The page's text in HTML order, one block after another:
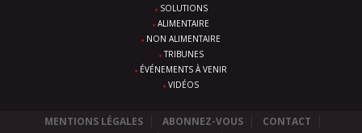
SOLUTIONS
ALIMENTAIRE
NON ALIMENTAIRE
TRIBUNES
ÉVÉNEMENTS À VENIR
VIDÉOS
MENTIONS LÉGALES ABONNEZ-VOUS
CONTACT